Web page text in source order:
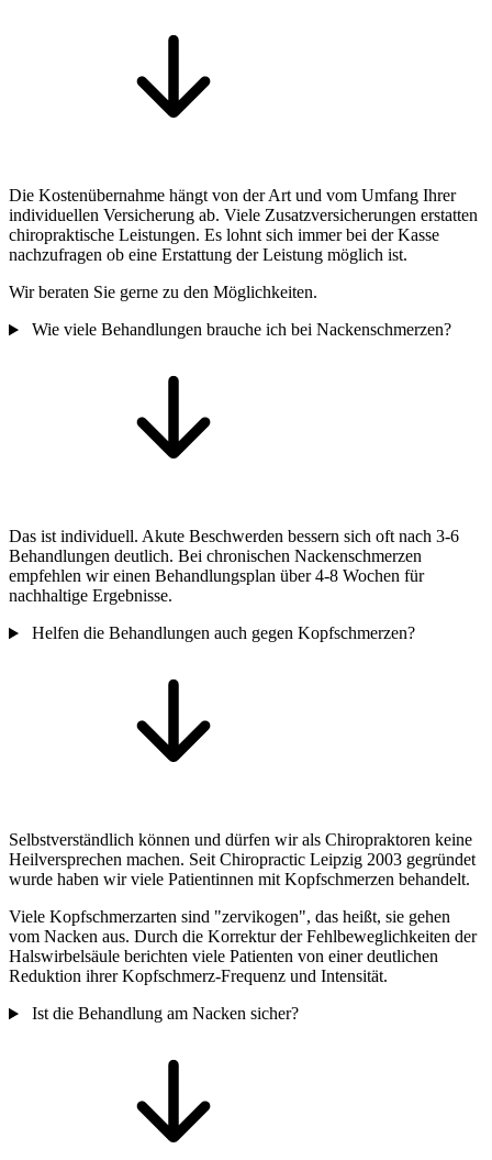
Die Kostenübernahme hängt von der Art und vom Umfang Ihrer
individuellen Versicherung ab. Viele Zusatzversicherungen erstatten
chiropraktische Leistungen. Es lohnt sich immer bei der Kasse
nachzufragen ob eine Erstattung der Leistung möglich ist.
Wir beraten Sie gerne zu den Möglichkeiten.
Wie viele Behandlungen brauche ich bei Nackenschmerzen?
Das ist individuell. Akute Beschwerden bessern sich oft nach 3-6
Behandlungen deutlich. Bei chronischen Nackenschmerzen
empfehlen wir einen Behandlungsplan über 4-8 Wochen für
nachhaltige Ergebnisse.
Helfen die Behandlungen auch gegen Kopfschmerzen?
Selbstverständlich können und dürfen wir als Chiropraktoren keine
Heilversprechen machen. Seit Chiropractic Leipzig 2003 gegründet
wurde haben wir viele Patientinnen mit Kopfschmerzen behandelt.
Viele Kopfschmerzarten sind "zervikogen", das heißt, sie gehen
vom Nacken aus. Durch die Korrektur der Fehlbeweglichkeiten der
Halswirbelsäule berichten viele Patienten von einer deutlichen
Reduktion ihrer Kopfschmerz-Frequenz und Intensität.
Ist die Behandlung am Nacken sicher?